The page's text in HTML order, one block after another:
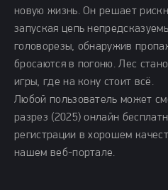
новую жизнь. Он решает
запуская цепь
головорезы, обнаружив
бросаются в погоню. Лес
игры, где на кону стоит всё.
Любой пользователь может
разрез (2025) онлайн
регистрации в хорошем
нашем веб-портале.